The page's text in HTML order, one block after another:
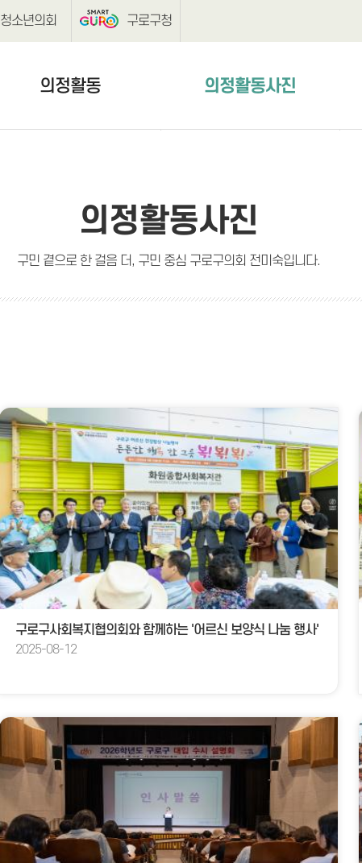
청소년의회 구로구청
의정활동 의정활동사진
의정활동사진
구민 곁으로 한 걸음 더, 구민 중심 구로구의회 전미숙입니다.
구로구사회복지협의회와 함께하는 '어르신 보양식 나눔 행사'
2025-08-12